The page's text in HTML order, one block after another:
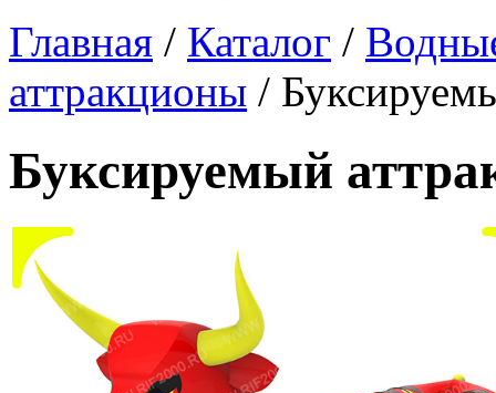
Главная / Каталог /
аттракционы /
Буксируемый